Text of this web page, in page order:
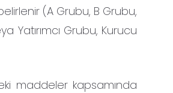
(A Grubu, B Grubu,
Yatırımcı Grubu, Kurucu
maddeler kapsamında